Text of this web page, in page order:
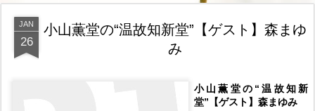
JAN
26
小山薫堂の“温故知新堂”【ゲスト】森まゆ
み
小山薫堂の“温故知新
堂”【ゲスト】森まゆみ